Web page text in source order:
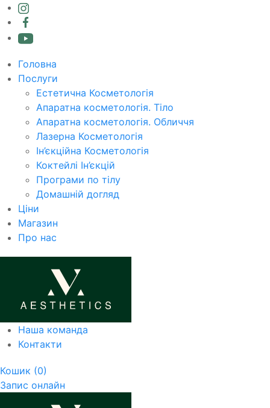
Головна
Послуги
Естетична Косметологія
Апаратна косметологія. Тіло
Апаратна косметологія. Обличчя
Лазерна Косметологія
Ін’єкційна Косметологія
Коктейлі Ін’єкцій
Програми по тілу
Домашній догляд
Ціни
Магазин
Про нас
Наша команда
Контакти
Кошик (0)
Запис онлайн